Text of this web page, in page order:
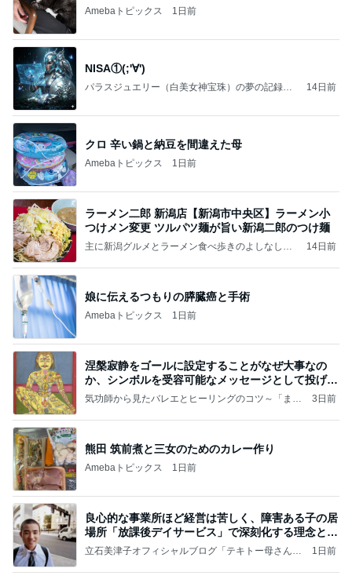
Amebaトピックス 1日前
NISA①(;'∀')
パラスジュエリー（白美女神宝珠）の夢の記録
14日前
クロ 辛い鍋と納豆を間違えた母
Amebaトピックス 1日前
ラーメン二郎 新潟店【新潟市中央区】ラーメン小
つけメン変更 ツルパツ麺が旨い新潟二郎のつけ麺
主に新潟グルメとラーメン食べ歩きのよしなしご
14日前
娘に伝えるつもりの膵臓癌と手術
Amebaトピックス 1日前
涅槃寂静をゴールに設定することがなぜ大事なの
か、シンボルを受容可能なメッセージとして投げる
ことが
気功師から見たバレエとヒーリングのコツ～「まと
3日前
熊田 筑前煮と三女のためのカレー作り
Amebaトピックス 1日前
良心的な事業所ほど経営は苦しく、障害ある子の居
場所「放課後デイサービス」で深刻化する理念と現
実の
立石美津子オフィシャルブログ「テキトー母さんの
1日前